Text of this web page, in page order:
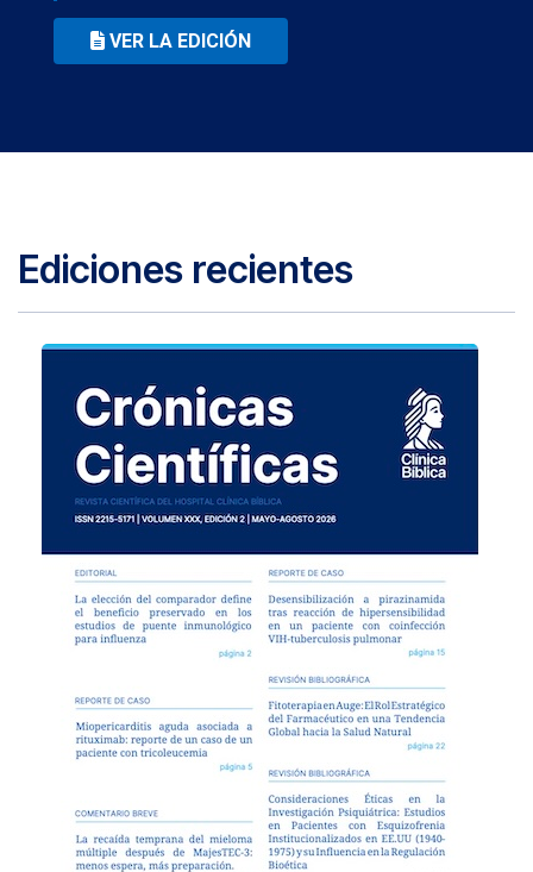
VER LA EDICIÓN
Ediciones recientes